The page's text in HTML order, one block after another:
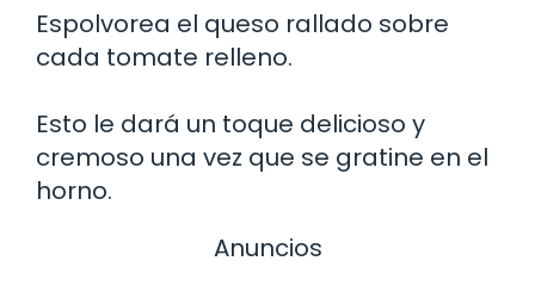
Espolvorea el queso rallado sobre
cada tomate relleno.
Esto le dará un toque delicioso y
cremoso una vez que se gratine en el
horno.
Anuncios